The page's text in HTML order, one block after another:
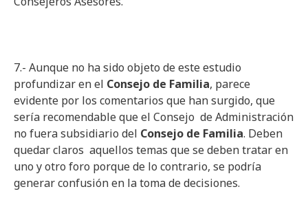
7.- Aunque no ha sido objeto de este estudio
profundizar en el Consejo de Familia, parece
evidente por los comentarios que han surgido, que
sería recomendable que el Consejo de Administración
no fuera subsidiario del Consejo de Familia. Deben
quedar claros aquellos temas que se deben tratar en
uno y otro foro porque de lo contrario, se podría
generar confusión en la toma de decisiones.